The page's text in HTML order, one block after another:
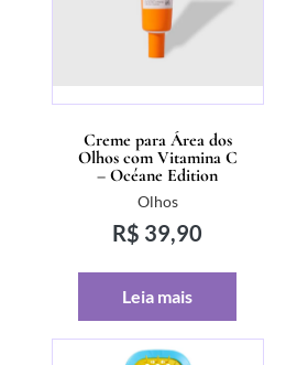
Creme para Área dos
Olhos com Vitamina C
– Océane Edition
Olhos
R$ 39,90
Leia mais